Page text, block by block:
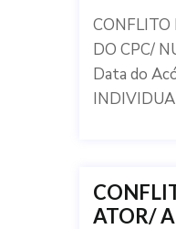
CONFLITO
DO CPC/
Data do
ATOR/